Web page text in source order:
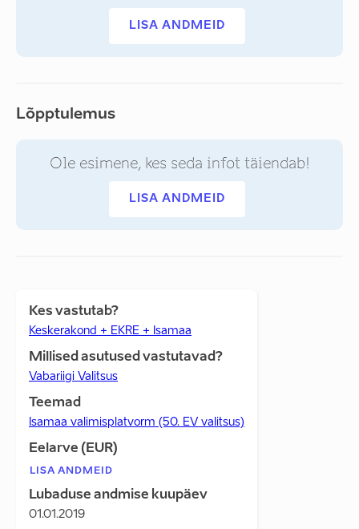
LISA ANDMEID
Lõpptulemus
Ole esimene, kes seda infot täiendab!
LISA ANDMEID
Kes vastutab?
Keskerakond + EKRE + Isamaa
Millised asutused vastutavad?
Vabariigi Valitsus
Teemad
Isamaa valimisplatvorm (50. EV valitsus)
Eelarve (EUR)
LISA ANDMEID
Lubaduse andmise kuupäev
01.01.2019